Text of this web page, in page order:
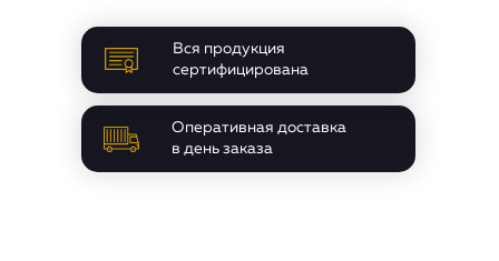
Вся продукция
сертифицирована
Оперативная доставка
в день заказа